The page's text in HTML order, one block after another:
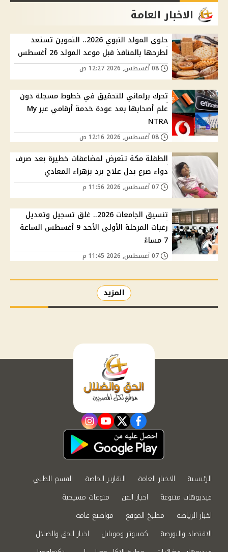
الاخبار العامة
حلوى المولد النبوي 2026.. التموين تستعد
لطرحها بالمنافذ قبل موعد المولد 26 أغسطس
تحرك برلماني للتحقيق في خطوط مسجلة دون
علم أصحابها بعد عودة خدمة أرقامي عبر My
NTRA
الطفلة مكة تتعرض لمضاعفات خطيرة بعد صرف
دواء صرع بدل علاج برد بزهراء المعادي
تنسيق الجامعات 2026.. غلق تسجيل وتعديل
رغبات المرحلة الأولى الأحد 9 أغسطس الساعة
7 مساءً
المزيد
facebook
twitter
youtube
instagram
الرئيسية الاخبار العامة التقارير الخاصة
القسم الطبي
فيديوهات متنوعة
اخبار الفن
منوعات مسيحية
اخبار الرياضة
مطبخ الموقع
مواضيع عامة
الاقتصاد والبورصة
كمبيوتر وموبايل
اخبار الحق والضلال